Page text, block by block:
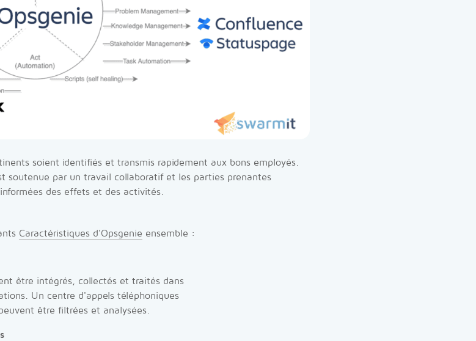
soient identifiés et transmis rapidement aux bons employés.
soutenue par un travail collaboratif et les parties prenantes
des effets et des activités.
Caractéristiques d'Opsgenie ensemble :
être intégrés, collectés et traités dans
Un centre d'appels téléphoniques
être filtrées et analysées.